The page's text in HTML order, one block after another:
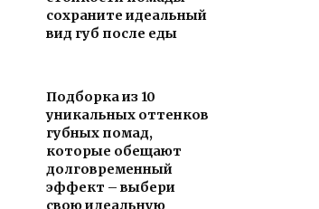
сохраните идеальный
вид губ после еды
Подборка из 10
уникальных оттенков
губных помад,
которые обещают
долговременный
эффект – выбери
свою идеальную